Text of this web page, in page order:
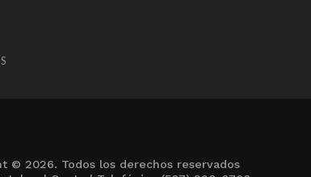
© 2026. Todos los derechos reservados